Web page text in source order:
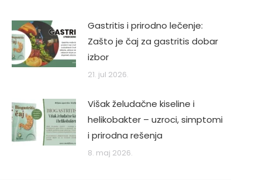
Gastritis i prirodno lečenje:
Zašto je čaj za gastritis dobar
izbor
21. jul 2026.
Višak želudačne kiseline i
helikobakter – uzroci, simptomi
i prirodna rešenja
8. maj 2026.